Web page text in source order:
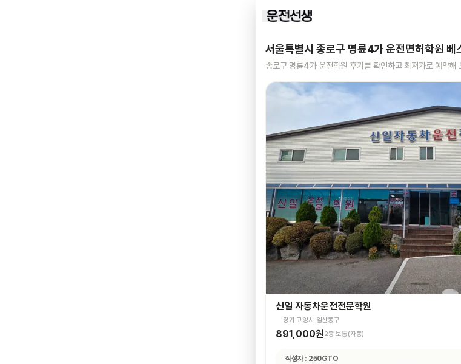
서울특별시 종로구 명륜4가운전면허학원 베
종로구 명륜4가 운전학원 후기를 확인하고 최저가로 예약해
신일 자동차운전전문학원
경기 고양시 일산동구
891,000원 2종 보통(자동)
작성자 : 250GTO